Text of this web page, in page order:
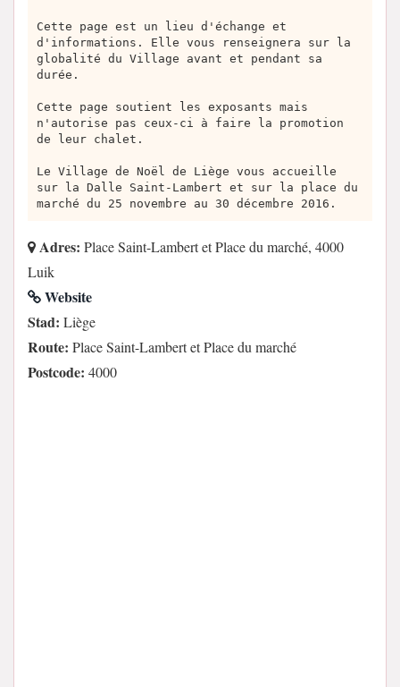
Cette page est un lieu d'échange et
d'informations. Elle vous renseignera sur la
globalité du Village avant et pendant sa
durée.
Cette page soutient les exposants mais
n'autorise pas ceux-ci à faire la promotion
de leur chalet.
Le Village de Noël de Liège vous accueille
sur la Dalle Saint-Lambert et sur la place du
marché du 25 novembre au 30 décembre 2016.
Adres: Place Saint-Lambert et Place du marché, 4000
Luik
Website
Stad: Liège
Route: Place Saint-Lambert et Place du marché
Postcode: 4000